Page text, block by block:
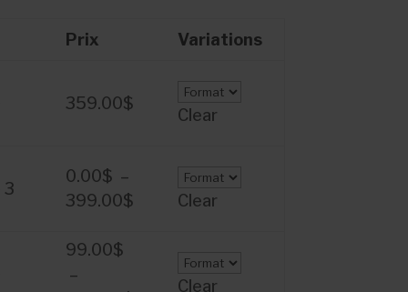
Prix Variations
359.00$
Clear
3
0.00$ –
399.00$Plage Clear
99.00$
–
Clear